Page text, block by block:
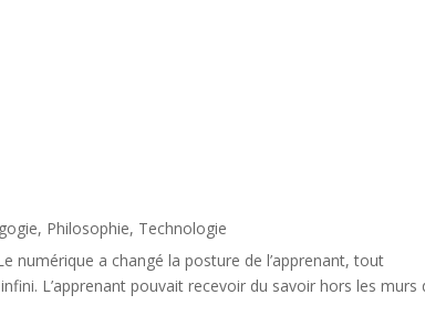
, Philosophie, Technologie
numérique a changé la posture de l’apprenant, tout
L’apprenant pouvait recevoir du savoir hors les murs